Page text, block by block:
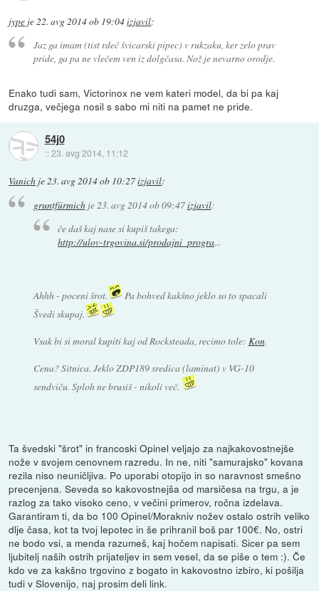
jype je22. avg 2014 ob 19:04izjavil:
Jaz ga imam (tist rdeč švicarski pipec) v rukzaku, ker zelo prav
pride, ga pa ne vlečem ven iz dolgčasa. Nož je nevarno orodje.
Enako tudi sam, Victorinox ne vem kateri model, da bi pa kaj
druzga, večjega nosil s sabo mi niti na pamet ne pride.
54j0
::23. avg 2014, 11:12
Vanich je23. avg 2014 ob 10:27izjavil:
gruntfürmichje23. avg 2014 ob 09:47izjavil:
če daš kaj nase si kupiš takega:
http://ulov-trgovina.si/prodajni_progra...
Ahhh - poceni šrot.
Pa bohved kakšno jeklo so to spacali
Švedi skupaj.
Vsak bi si moral kupiti kaj od Rocksteada, recimo tole: Kon.
Cena? Sitnica. Jeklo ZDP189 sredica (laminat) v VG-10
sendviču. Sploh ne brusiš - nikoli več.
Ta švedski "šrot" in francoski Opinel veljajo za najkakovostnejše
nože v svojem cenovnem razredu. In ne, niti "samurajsko" kovana
rezila niso neuničljiva. Po uporabi otopijo in so naravnost smešno
precenjena. Seveda so kakovostnejša od marsičesa na trgu, a je
razlog za tako visoko ceno, v večini primerov, ročna izdelava.
Garantiram ti, da bo 100 Opinel/Morakniv nožev ostalo ostrih veliko
dlje časa, kot ta tvoj lepotec in še prihranil boš par 100€. No, ostri
ne bodo vsi, a menda razumeš, kaj hočem napisati. Sicer pa sem
ljubitelj naših ostrih prijateljev in sem vesel, da se piše o tem :). Če
kdo ve za kakšno trgovino z bogato in kakovostno izbiro, ki pošilja
tudi v Slovenijo, naj prosim deli link.